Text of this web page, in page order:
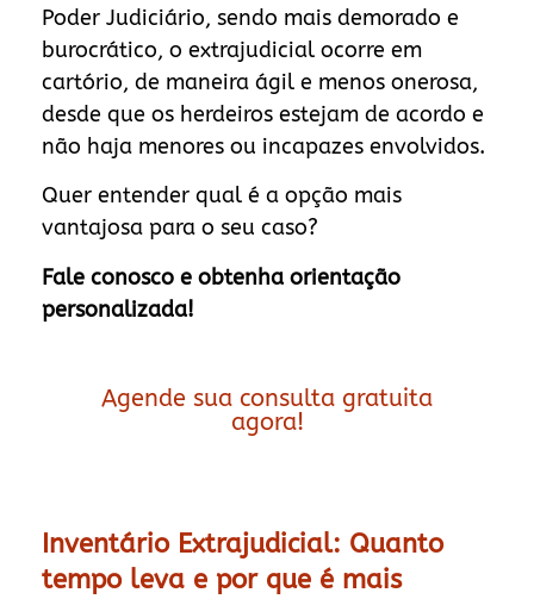
Poder Judiciário, sendo mais demorado e
burocrático, o extrajudicial ocorre em
cartório, de maneira ágil e menos onerosa,
desde que os herdeiros estejam de acordo e
não haja menores ou incapazes envolvidos.
Quer entender qual é a opção mais
vantajosa para o seu caso?
Fale conosco e obtenha orientação
personalizada!
Agende sua consulta gratuita
agora!
Inventário Extrajudicial: Quanto
tempo leva e por que é mais